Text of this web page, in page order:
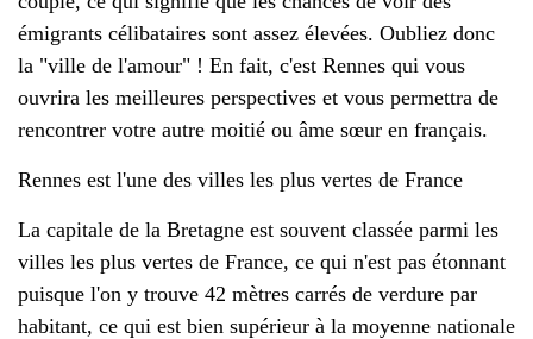
émigrants célibataires sont assez élevées. Oubliez donc
la "ville de l'amour" ! En fait, c'est Rennes qui vous
ouvrira les meilleures perspectives et vous permettra de
rencontrer votre autre moitié ou âme sœur en français.
Rennes est l'une des villes les plus vertes de France
La capitale de la Bretagne est souvent classée parmi les
villes les plus vertes de France, ce qui n'est pas étonnant
puisque l'on y trouve 42 mètres carrés de verdure par
habitant, ce qui est bien supérieur à la moyenne nationale